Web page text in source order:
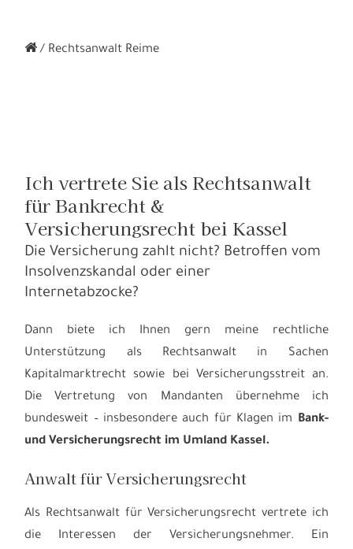
Rechtsanwalt Reime
Ich vertrete Sie als Rechtsanwalt
für Bankrecht &
Versicherungsrecht bei Kassel
Die Versicherung zahlt nicht? Betroffen vom
Insolvenzskandal oder einer
Internetabzocke?
Dann biete ich Ihnen gern meine rechtliche
Unterstützung als Rechtsanwalt in Sachen
Kapitalmarktrecht sowie bei Versicherungsstreit an.
Die Vertretung von Mandanten übernehme ich
bundesweit – insbesondere auch für Klagen im Bank-
und Versicherungsrecht im Umland Kassel.
Anwalt für Versicherungsrecht
Als Rechtsanwalt für Versicherungsrecht vertrete ich
die Interessen der Versicherungsnehmer. Ein